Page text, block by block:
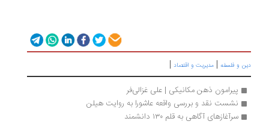
و فلسفه|مدیریت و اقتصاد|
پیرامون ذهن مکانیکی | علی غزالی‌فر
نشست نقد و بررسی واقعه عاشورا به روایت هیلن
سرآغازهای آگاهی به قلم ۱۳۰ دانشمند